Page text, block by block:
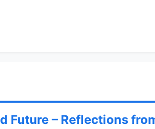
Future – Reflections